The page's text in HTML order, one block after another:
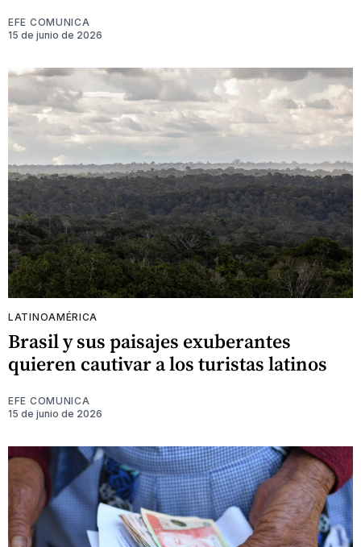
EFE COMUNICA
15 de junio de 2026
LATINOAMÉRICA
Brasil y sus paisajes exuberantes
quieren cautivar a los turistas latinos
EFE COMUNICA
15 de junio de 2026